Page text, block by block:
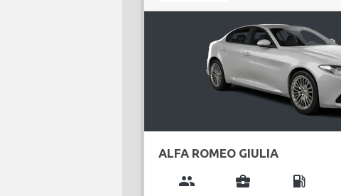
ALFA ROMEO GIULIA
group business_center local_gas_station